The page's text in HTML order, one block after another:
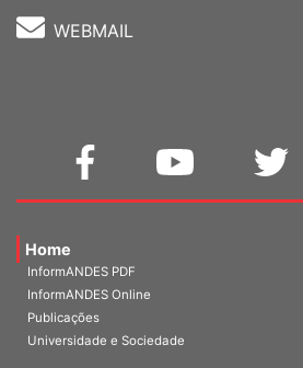
WEBMAIL
Home
InformANDES PDF
InformANDES Online
Publicações
Universidade e Sociedade